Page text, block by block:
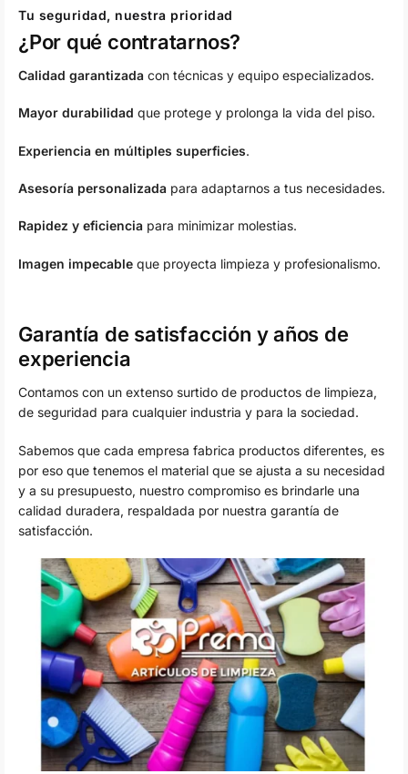
Tu seguridad, nuestra prioridad
¿Por qué contratarnos?
Calidad garantizada con técnicas y equipo especializados.
Mayor durabilidad que protege y prolonga la vida del piso.
Experiencia en múltiples superficies.
Asesoría personalizada para adaptarnos a tus necesidades.
Rapidez y eficiencia para minimizar molestias.
Imagen impecable que proyecta limpieza y profesionalismo.
Garantía de satisfacción y años de
experiencia
Contamos con un extenso surtido de productos de limpieza,
de seguridad para cualquier industria y para la sociedad.
Sabemos que cada empresa fabrica productos diferentes, es
por eso que tenemos el material que se ajusta a su necesidad
y a su presupuesto, nuestro compromiso es brindarle una
calidad duradera, respaldada por nuestra garantía de
satisfacción.